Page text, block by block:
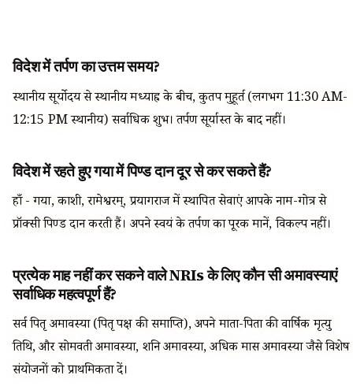
विदेश में तर्पण का उत्तम समय?
स्थानीय सूर्योदय से स्थानीय मध्याह्न के बीच, कुतप मुहूर्त (लगभग 11:30 AM-
12:15 PM स्थानीय) सर्वाधिक शुभ। तर्पण सूर्यास्त के बाद नहीं।
विदेश में रहते हुए गया में पिण्ड दान दूर से कर सकते हैं?
हाँ - गया, काशी, रामेश्वरम्, प्रयागराज में स्थापित सेवाएं आपके नाम-गोत्र से
प्रॉक्सी पिण्ड दान करती हैं। अपने स्वयं के तर्पण का पूरक मानें, विकल्प नहीं।
प्रत्येक माह नहीं कर सकने वाले NRIs के लिए कौन सी अमावस्याएं
सर्वाधिक महत्वपूर्ण हैं?
सर्व पितृ अमावस्या (पितृ पक्ष की समाप्ति), अपने माता-पिता की वार्षिक मृत्यु
तिथि, और सोमवती अमावस्या, शनि अमावस्या, अधिक मास अमावस्या जैसे विशेष
संयोजनों को प्राथमिकता दें।